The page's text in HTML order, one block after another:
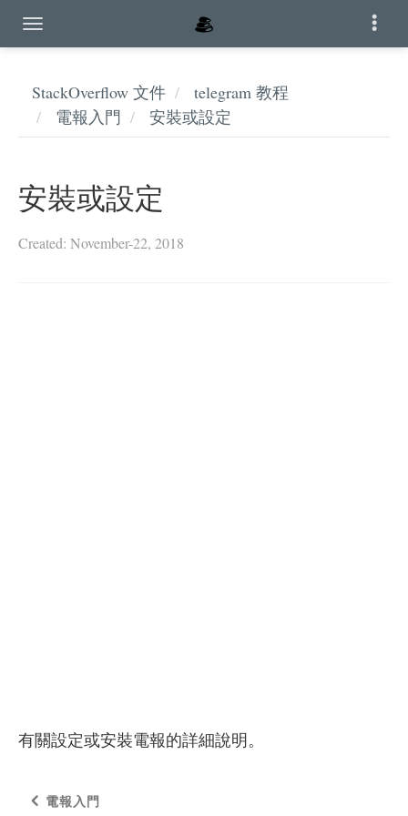
StackOverflow 文件
telegram 教程
電報入門
安裝或設定
安裝或設定
Created: November-22, 2018
有關設定或安裝電報的詳細說明。
電報入門